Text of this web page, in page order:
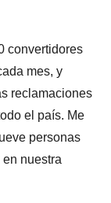
convertidores
mes, y
reclamaciones
el país. Me
personas
nuestra